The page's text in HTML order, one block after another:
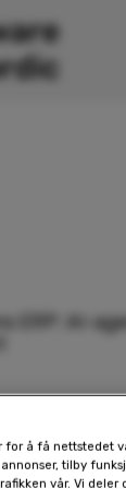
AI-
for å få nettstedet
tilby
vår. Vi deler